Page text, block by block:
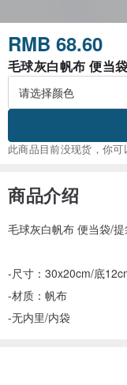
RMB 68.60
毛球灰白帆布 便当
此商品目前没现货，你
商品介绍
毛球灰白帆布 便当袋/
-尺寸：30x20cm/底
-材质：帆布
-无内里/内袋